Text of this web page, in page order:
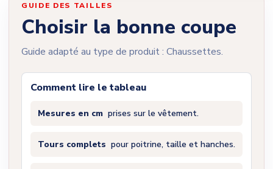
GUIDE DES TAILLES
Choisir la bonne coupe
Guide adapté au type de produit : Chaussettes.
Comment lire le tableau
Mesures en cm prises sur le vêtement.
Tours complets pour poitrine, taille et hanches.